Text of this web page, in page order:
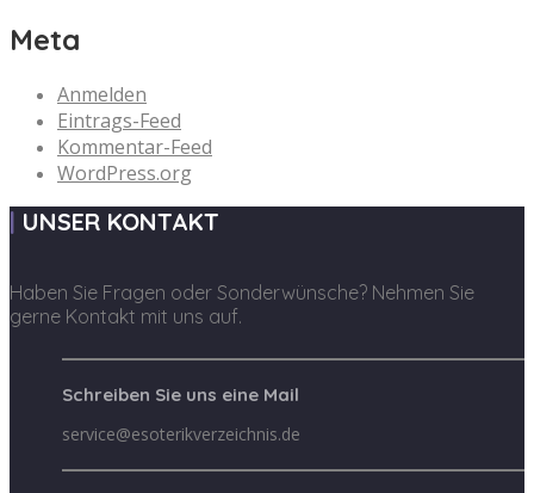
Meta
Anmelden
Eintrags-Feed
Kommentar-Feed
WordPress.org
UNSER KONTAKT
Haben Sie Fragen oder Sonderwünsche? Nehmen Sie
gerne Kontakt mit uns auf.
Schreiben Sie uns eine Mail
service@esoterikverzeichnis.de